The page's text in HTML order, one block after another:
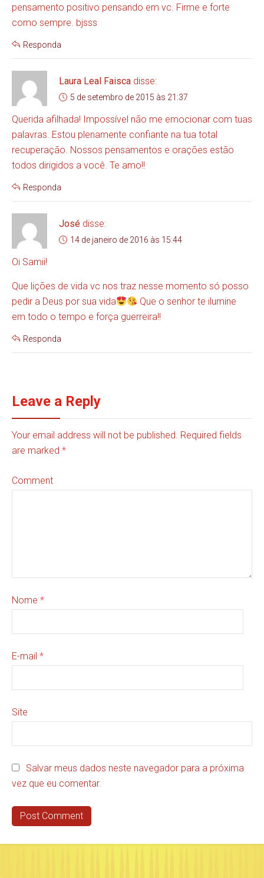
pensamento positivo pensando em vc. Firme e forte
como sempre. bjsss
Responda
Laura Leal Faisca disse:
5 de setembro de 2015 às 21:37
Querida afilhada! Impossível não me emocionar com tuas
palavras. Estou plenamente confiante na tua total
recuperação. Nossos pensamentos e orações estão
todos dirigidos a você. Te amo!!
Responda
José disse:
14 de janeiro de 2016 às 15:44
Oi Samii!
Que lições de vida vc nos traz nesse momento só posso
pedir a Deus por sua vida
Que o senhor te ilumine
em todo o tempo e força guerreira!!
Responda
Leave a Reply
Your email address will not be published. Required fields
are marked *
Comment
Nome *
E-mail *
Site
Salvar meus dados neste navegador para a próxima
vez que eu comentar.